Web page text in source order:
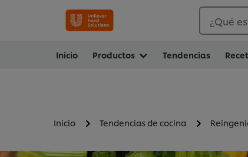
¿Qué
Inicio Productos Tendencias
Inicio Tendencias de cocina